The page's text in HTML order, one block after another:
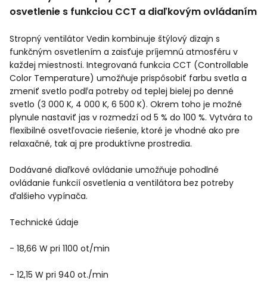
osvetlenie s funkciou CCT a diaľkovým ovládaním
Stropný ventilátor Vedin kombinuje štýlový dizajn s
funkčným osvetlením a zaisťuje príjemnú atmosféru v
každej miestnosti. Integrovaná funkcia CCT (Controllable
Color Temperature) umožňuje prispôsobiť farbu svetla a
zmeniť svetlo podľa potreby od teplej bielej po denné
svetlo (3 000 K, 4 000 K, 6 500 K). Okrem toho je možné
plynule nastaviť jas v rozmedzí od 5 % do 100 %. Vytvára to
flexibilné osvetľovacie riešenie, ktoré je vhodné ako pre
relaxačné, tak aj pre produktívne prostredia.
Dodávané diaľkové ovládanie umožňuje pohodlné
ovládanie funkcií osvetlenia a ventilátora bez potreby
ďalšieho vypínača.
Technické údaje
- 18,66 W pri 1100 ot/min
- 12,15 W pri 940 ot./min